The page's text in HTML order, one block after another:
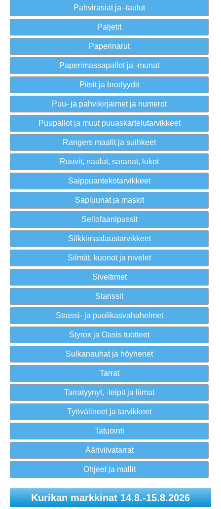
Pahvirasiat ja -taulut
Paljetit
Paperinarut
Paperimassapallot ja -munat
Pitsit ja brodyydit
Puu- ja pahvikirjaimet ja numerot
Puupallot ja muut puuaskartelutarvikkeet
Rangers maalit ja suihkeet
Ruuvit, naulat, saranat, lukot
Saippuantekotarvikkeet
Sapluunat ja maskit
Sellofaanipussit
Silkkimaalaustarvikkeet
Silmät, kuonot ja nivelet
Siveltimet
Stanssit
Strassi- ja puolikasvahahelmet
Styrox ja Oasis tuotteet
Sulkanauhat ja höyhenet
Tarrat
Tarratyynyt, -teipit ja liimat
Työvälineet ja tarvikkeet
Tatuointi
Ääriviivatarrat
Ohjeet ja mallit
Kurikan markkinat 14.8.-15.8.2026